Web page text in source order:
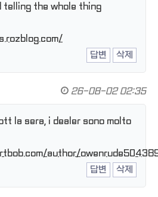
telling the whole thing
답변
삭제
26-08-02 02:35
la sera, i dealer sono molto
author/
답변
삭제